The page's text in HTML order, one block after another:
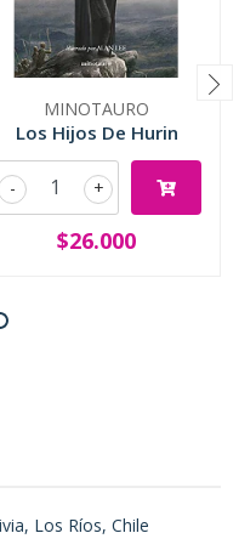
MINOTAURO
Los Hijos De Hurin
+
-
$26.000
Los Ríos, Chile